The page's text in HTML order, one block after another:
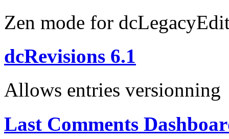
Zen mode for
dcRevisions 6.1
Allows entries versionning
Last Comments